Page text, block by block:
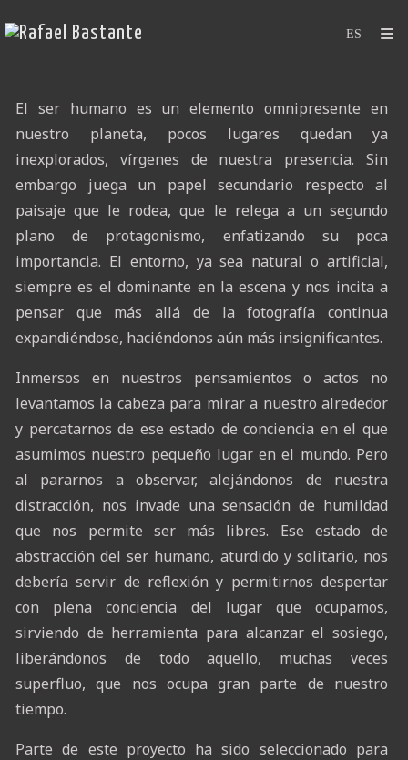
El ser humano es un elemento omnipresente en
nuestro planeta, pocos lugares quedan ya
inexplorados, vírgenes de nuestra presencia. Sin
embargo juega un papel secundario respecto al
paisaje que le rodea, que le relega a un segundo
plano de protagonismo, enfatizando su poca
importancia. El entorno, ya sea natural o artificial,
siempre es el dominante en la escena y nos incita a
pensar que más allá de la fotografía continua
expandiéndose, haciéndonos aún más insignificantes.
Inmersos en nuestros pensamientos o actos no
levantamos la cabeza para mirar a nuestro alrededor
y percatarnos de ese estado de conciencia en el que
asumimos nuestro pequeño lugar en el mundo. Pero
al pararnos a observar, alejándonos de nuestra
distracción, nos invade una sensación de humildad
que nos permite ser más libres. Ese estado de
abstracción del ser humano, aturdido y solitario, nos
debería servir de reflexión y permitirnos despertar
con plena conciencia del lugar que ocupamos,
sirviendo de herramienta para alcanzar el sosiego,
liberándonos de todo aquello, muchas veces
superfluo, que nos ocupa gran parte de nuestro
tiempo.
Parte de este proyecto ha sido seleccionado para